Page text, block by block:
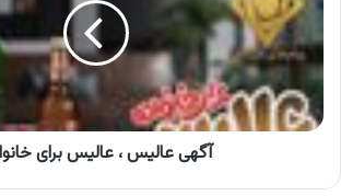
عالیس
برای
خانواده
آگهی عالیس ، عالیس برای